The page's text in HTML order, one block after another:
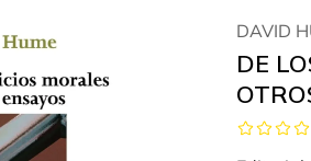
DAVID
DE